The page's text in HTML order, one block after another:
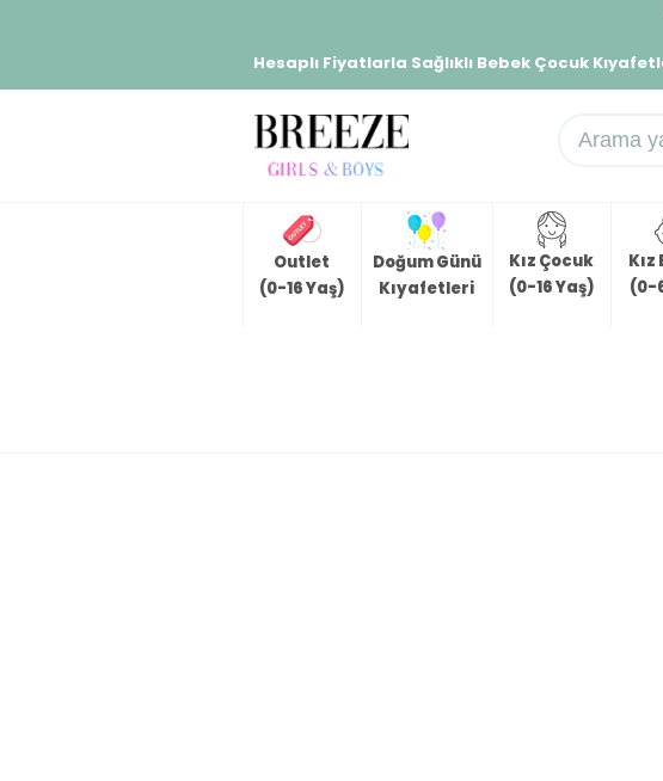
Hesaplı Fiyatlarla Sağlıklı Bebek Çocuk
Outlet
(0-16 Yaş)
Doğum Günü
Kıyafetleri
Kız Çocuk
(0-16 Yaş)
Kız
(0-